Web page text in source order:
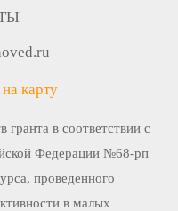
карту
гранта в соответствии c
Федерации №68-рп
проведенного
в малых